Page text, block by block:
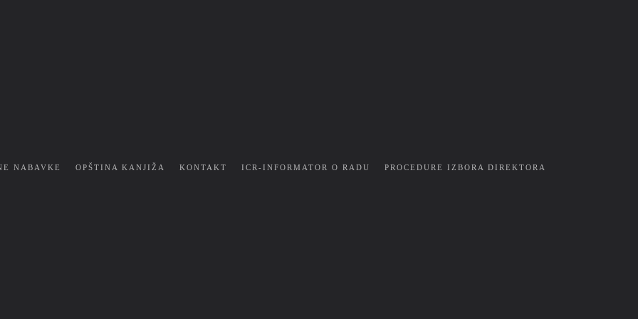
NABAVKE OPŠTINA KANJIŽA KONTAKT ICR-INFORMATOR O RADU PROCEDURE IZBORA DIREKTORA